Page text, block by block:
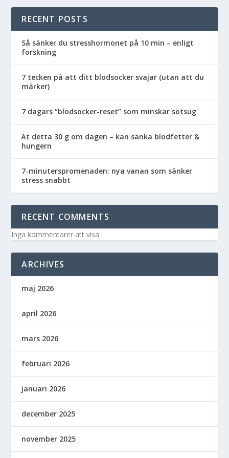
RECENT POSTS
Så sänker du stresshormonet på 10 min – enligt
forskning
7 tecken på att ditt blodsocker svajar (utan att du
märker)
7 dagars “blodsocker-reset” som minskar sötsug
Ät detta 30 g om dagen – kan sänka blodfetter &
hungern
7-minuterspromenaden: nya vanan som sänker
stress snabbt
RECENT COMMENTS
Inga kommentarer att visa.
ARCHIVES
maj 2026
april 2026
mars 2026
februari 2026
januari 2026
december 2025
november 2025